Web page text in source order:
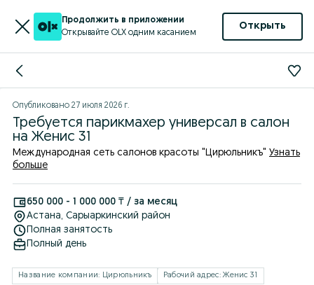
Продолжить в приложении
Открывайте OLX одним касанием
Открыть
Опубликовано 27 июля 2026 г.
Требуется парикмахер универсал в салон
на Женис 31
Международная сеть салонов красоты "Цирюльникъ" Узнать
больше
650 000 - 1 000 000 ₸ / за месяц
Астана, Сарыаркинский район
Полная занятость
Полный день
Название компании: Цирюльникъ Рабочий адрес: Женис 31